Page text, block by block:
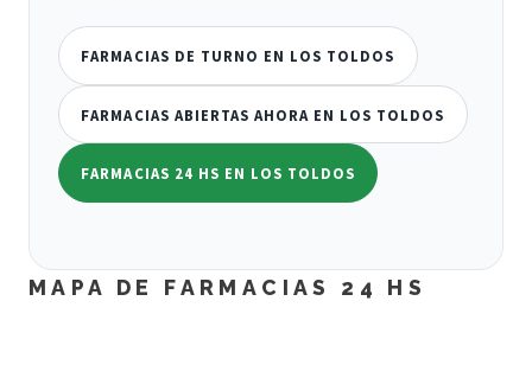
FARMACIAS DE TURNO EN LOS TOLDOS
FARMACIAS ABIERTAS AHORA EN LOS TOLDOS
FARMACIAS 24 HS EN LOS TOLDOS
MAPA DE FARMACIAS 24 HS